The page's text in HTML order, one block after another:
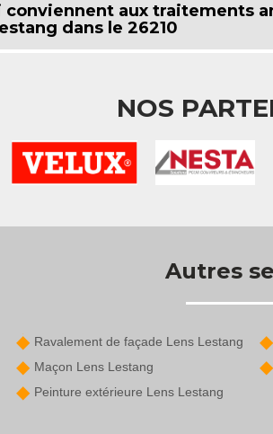
aux traitements
dans le 26210
NOS
Autres
Ravalement de façade Lens Lestang
Maçon Lens Lestang
Peinture extérieure Lens Lestang